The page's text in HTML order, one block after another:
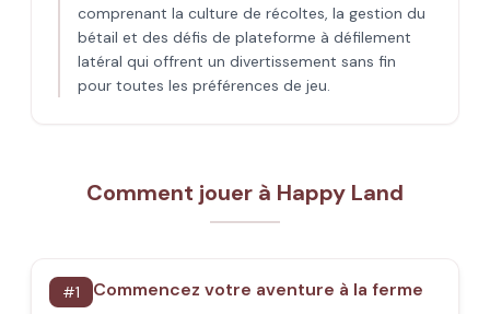
comprenant la culture de récoltes, la gestion du
bétail et des défis de plateforme à défilement
latéral qui offrent un divertissement sans fin
pour toutes les préférences de jeu.
Comment jouer à Happy Land
#1 Commencez votre aventure à la ferme